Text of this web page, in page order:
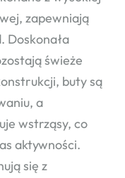
zapewniają
Doskonała
świeże
buty są
a
wstrząsy, co
aktywności.
się z